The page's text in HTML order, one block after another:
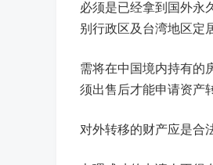
必须是已经拿到国外永
别行政区及台湾地区定
需将在中国境内持有的
须出售后才能申请资产
对外转移的财产应是合